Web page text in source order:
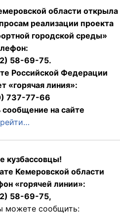
области открыла
реализации проекта
городской среды»
58-69-75.
Российской Федерации
«горячая линия»:
737-77-66
на сайте
кузбассовцы!
Кемеровской области
«горячей линии»:
58-69-75,
можете сообщить: